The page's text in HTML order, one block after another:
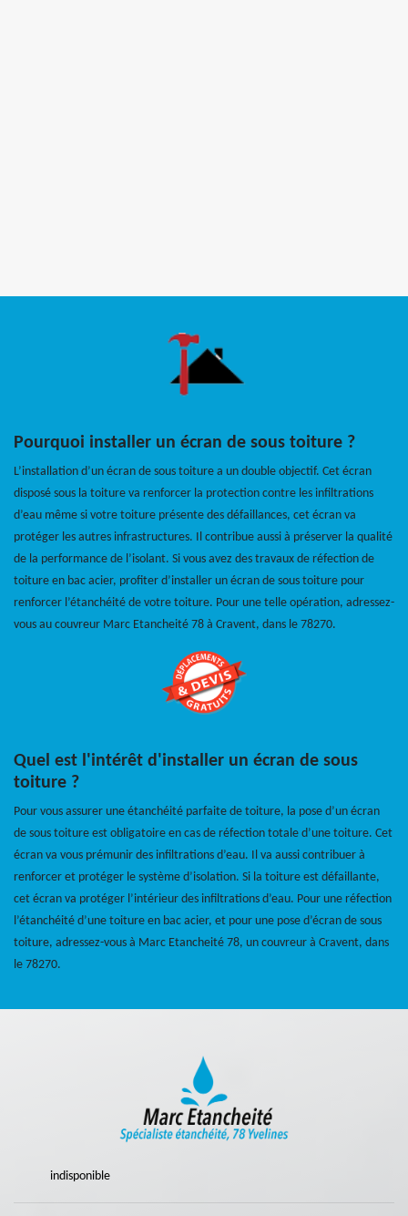
Pourquoi installer un écran de sous toiture ?
L’installation d’un écran de sous toiture a un double objectif. Cet écran
disposé sous la toiture va renforcer la protection contre les infiltrations
d’eau même si votre toiture présente des défaillances, cet écran va
protéger les autres infrastructures. Il contribue aussi à préserver la qualité
de la performance de l’isolant. Si vous avez des travaux de réfection de
toiture en bac acier, profiter d’installer un écran de sous toiture pour
renforcer l’étanchéité de votre toiture. Pour une telle opération, adressez-
vous au couvreur Marc Etancheité 78 à Cravent, dans le 78270.
Quel est l'intérêt d'installer un écran de sous
toiture ?
Pour vous assurer une étanchéité parfaite de toiture, la pose d’un écran
de sous toiture est obligatoire en cas de réfection totale d’une toiture. Cet
écran va vous prémunir des infiltrations d’eau. Il va aussi contribuer à
renforcer et protéger le système d’isolation. Si la toiture est défaillante,
cet écran va protéger l’intérieur des infiltrations d’eau. Pour une réfection
l’étanchéité d’une toiture en bac acier, et pour une pose d’écran de sous
toiture, adressez-vous à Marc Etancheité 78, un couvreur à Cravent, dans
le 78270.
indisponible